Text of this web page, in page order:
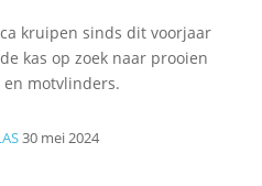
kruipen sinds dit voorjaar
kas op zoek naar prooien
motvlinders.
30 mei 2024